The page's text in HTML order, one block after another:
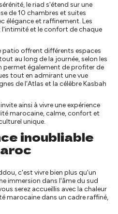
le riad s'étend sur une
de 10 chambres et suites
élégance et raffinement. Les
l'intimité et le confort de chaque
patio offrent différents espaces
au long de la journée, selon les
permet également de profiter de
tout en admirant une vue
de l'Atlas et la célèbre Kasbah
ainsi à vivre une expérience
marocaine, calme, confort et
unique.
inoubliable
c'est vivre bien plus qu'un
immersion dans l'âme du sud
serez accueillis avec la chaleur
marocaine dans un cadre raffiné,